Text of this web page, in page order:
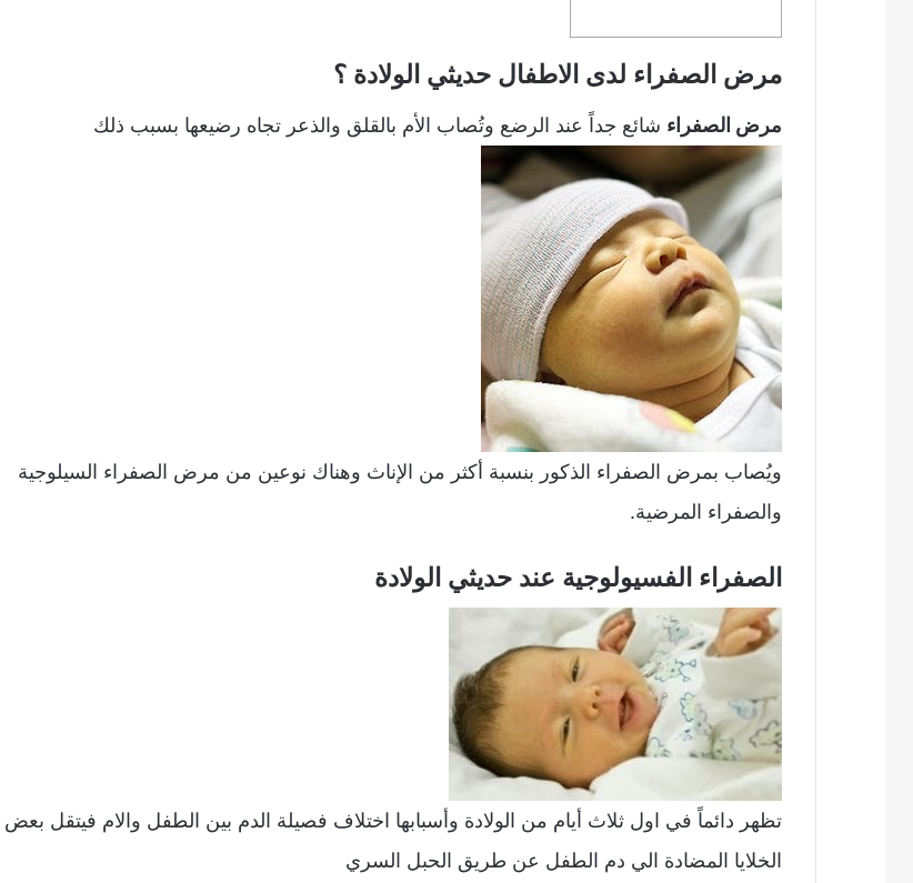
مرض الصفراء لدى الاطفال حديثي الولادة ؟
مرض الصفراء شائع جداً عند الرضع وتُصاب الأم بالقلق والذعر تجاه رضيعها بسبب ذلك
ويُصاب بمرض الصفراء الذكور بنسبة أكثر من الإناث وهناك نوعين من مرض الصفراء السيلوجية
والصفراء المرضية.
الصفراء الفسيولوجية عند حديثي الولادة
تظهر دائماً في اول ثلاث أيام من الولادة وأسبابها اختلاف فصيلة الدم بين الطفل والام فيتقل بعض
الخلايا المضادة الي دم الطفل عن طريق الحبل السري